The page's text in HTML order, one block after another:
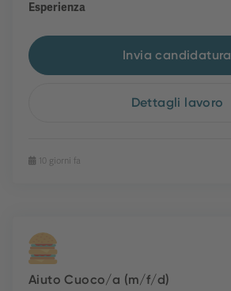
Esperienza
Invia candidatura
Dettagli lavoro
10 giorni fa
Aiuto Cuoco/a (m/f/d)